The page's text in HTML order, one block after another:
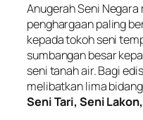
Anugerah Seni
penghargaan paling
kepada tokoh seni
sumbangan besar
seni tanah air. Bagi
melibatkan lima
Seni Tari, Seni